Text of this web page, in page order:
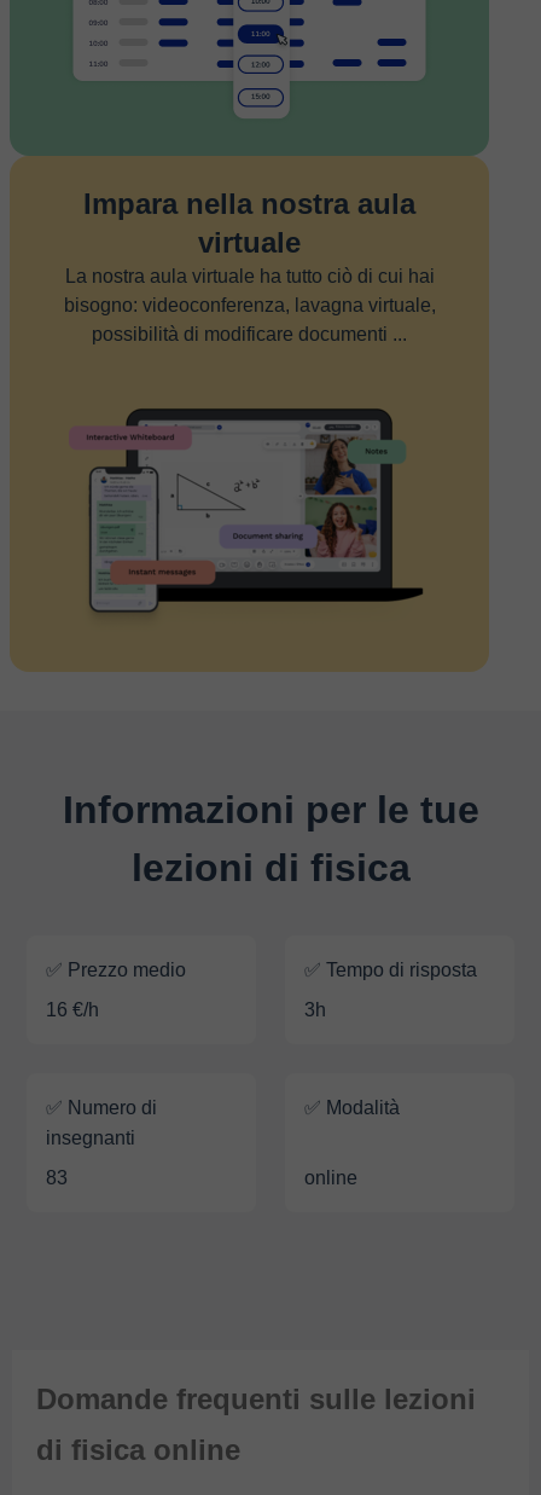
Impara nella nostra aula
virtuale
La nostra aula virtuale ha tutto ciò di cui hai
bisogno: videoconferenza, lavagna virtuale,
possibilità di modificare documenti ...
Informazioni per le tue
lezioni di fisica
✅ Prezzo medio
16 €/h
✅ Tempo di risposta
3h
✅ Numero di
insegnanti
83
✅ Modalità
online
Domande frequenti sulle lezioni
di fisica online